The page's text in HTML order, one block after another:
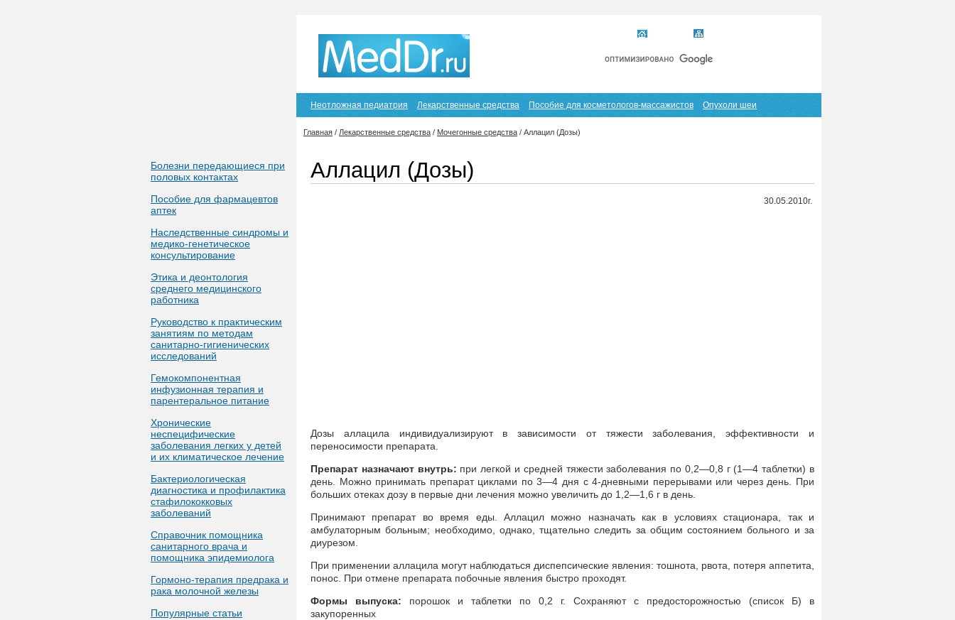
Болезни передающиеся при
половых контактах
Пособие для фармацевтов
аптек
Наследственные синдромы и
медико-генетическое
консультирование
Этика и деонтология
среднего медицинского
работника
Руководство к практическим
занятиям по методам
санитарно-гигиенических
исследований
Гемокомпонентная
инфузионная терапия и
парентеральное питание
Хронические
неспецифические
заболевания легких у детей
и их климатическое лечение
Бактериологическая
диагностика и профилактика
стафилококковых
заболеваний
Справочник помощника
санитарного врача и
помощника эпидемиолога
Гормоно-терапия предрака и
рака молочной железы
Популярные статьи
Неотложная педиатрия Лекарственные средства Пособие для косметологов-массажистов Опухоли шеи
Главная / Лекарственные средства / Мочегонные средства / Аллацил (Дозы)
Аллацил (Дозы)
30.05.2010г.
Дозы аллацила индивидуализируют в зависимости от тяжести заболевания, эффективности и
переносимости препарата.
Препарат назначают внутрь: при легкой и средней тяжести заболевания по 0,2—0,8 г (1—4 таблетки) в
день. Можно принимать препарат циклами по 3—4 дня с 4-дневными перерывами или через день. При
больших отеках дозу в первые дни лечения можно увеличить до 1,2—1,6 г в день.
Принимают препарат во время еды. Аллацил можно назначать как в условиях стационара, так и
амбулаторным больным; необходимо, однако, тщательно следить за общим состоянием больного и за
диурезом.
При применении аллацила могут наблюдаться диспепсические явления: тошнота, рвота, потеря аппетита,
понос. При отмене препарата побочные явления быстро проходят.
Формы выпуска: порошок и таблетки по 0,2 г. Сохраняют с предосторожностью (список Б) в
закупоренных